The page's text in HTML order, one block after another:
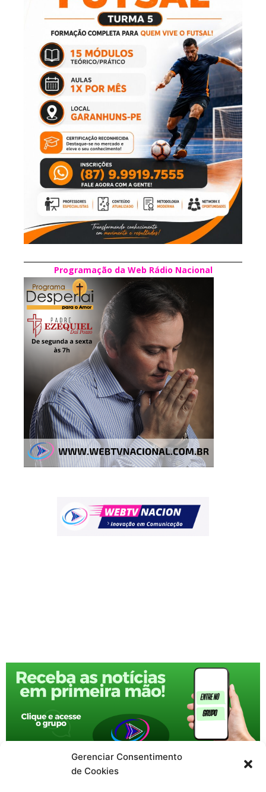
Gerenciar Consentimento
de Cookies
Programação da Web Rádio Nacional